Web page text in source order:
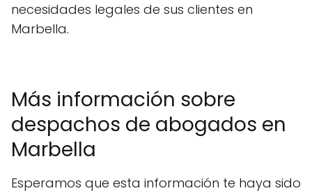
necesidades legales de sus clientes en
Marbella.
Más información sobre
despachos de abogados en
Marbella
Esperamos que esta información te haya sido